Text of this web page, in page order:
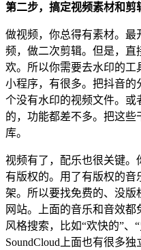
第二步，搞定视频素材和剪
做视频，你总得有素材。
频，做二次剪辑。但是，
欢。所以你需要去水印的工
小程序，有很多。把抖音
个没有水印的视频文件。或
的，功能都差不多。把这
库。
视频有了，配乐也很关键。
有版权的。用了有版权的
架。所以要找免费的、没
网站。上面的音乐和音效
风格搜索，比如“欢快的”、
SoundCloud上面也有很多